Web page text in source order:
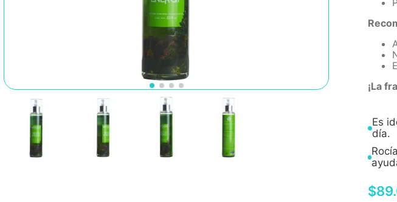
¡La
Es
día.
$89.